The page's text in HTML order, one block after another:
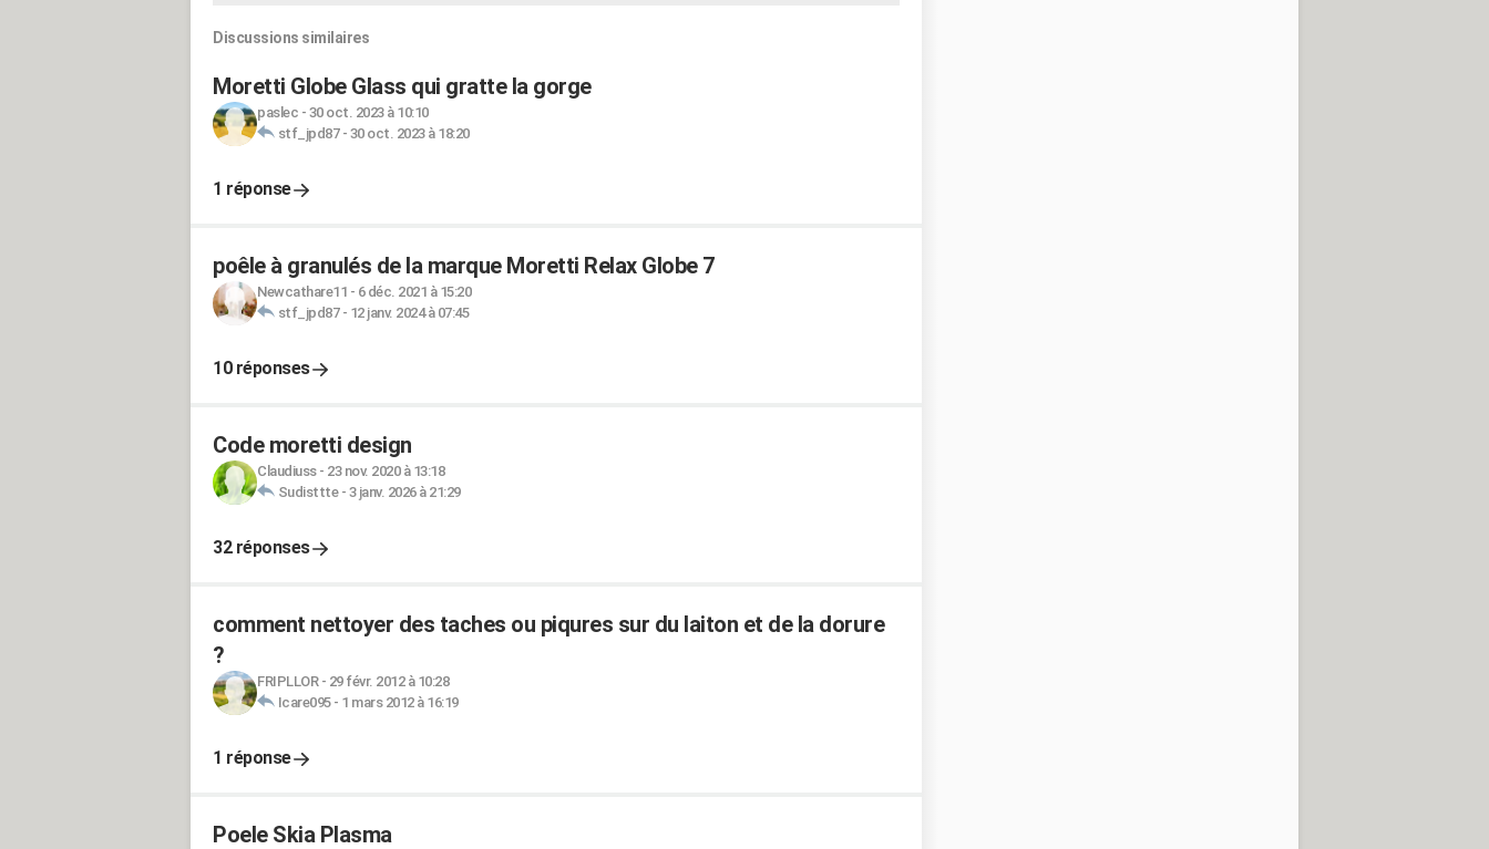
Discussions similaires
Moretti Globe Glass qui gratte la gorge
paslec - 30 oct. 2023 à 10:10
stf_jpd87- 30 oct. 2023 à 18:20
1 réponse
poêle à granulés de la marque Moretti Relax Globe 7
Newcathare11 - 6 déc. 2021 à 15:20
stf_jpd87- 12 janv. 2024 à 07:45
10 réponses
Code moretti design
Claudiuss- 23 nov. 2020 à 13:18
Sudisttte- 3 janv. 2026 à 21:29
32 réponses
comment nettoyer des taches ou piqures sur du laiton et de la dorure
?
FRIPLLOR- 29 févr. 2012 à 10:28
Icare095- 1 mars 2012 à 16:19
1 réponse
Poele Skia Plasma